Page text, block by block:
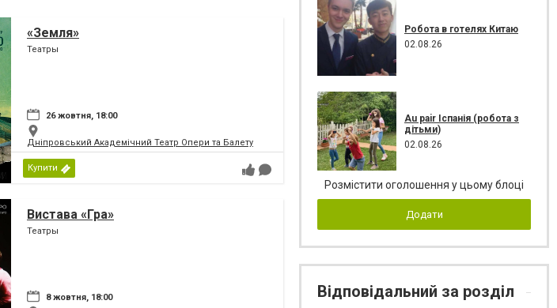
«Земля»
Театры
26 жовтня, 18:00
Дніпровський Академічний Театр Опери та Балету
Купити
Вистава «Гра»
Театры
8 жовтня, 18:00
Робота в готелях Китаю
02.08.26
Au pair Іспанія (робота з
дітьми)
02.08.26
Розмістити оголошення у цьому блоці
Додати
Відповідальний за розділ